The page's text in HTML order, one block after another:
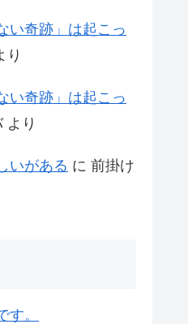
い奇跡」は起こっ
り
い奇跡」は起こっ
より
いがある に 前掛け
。